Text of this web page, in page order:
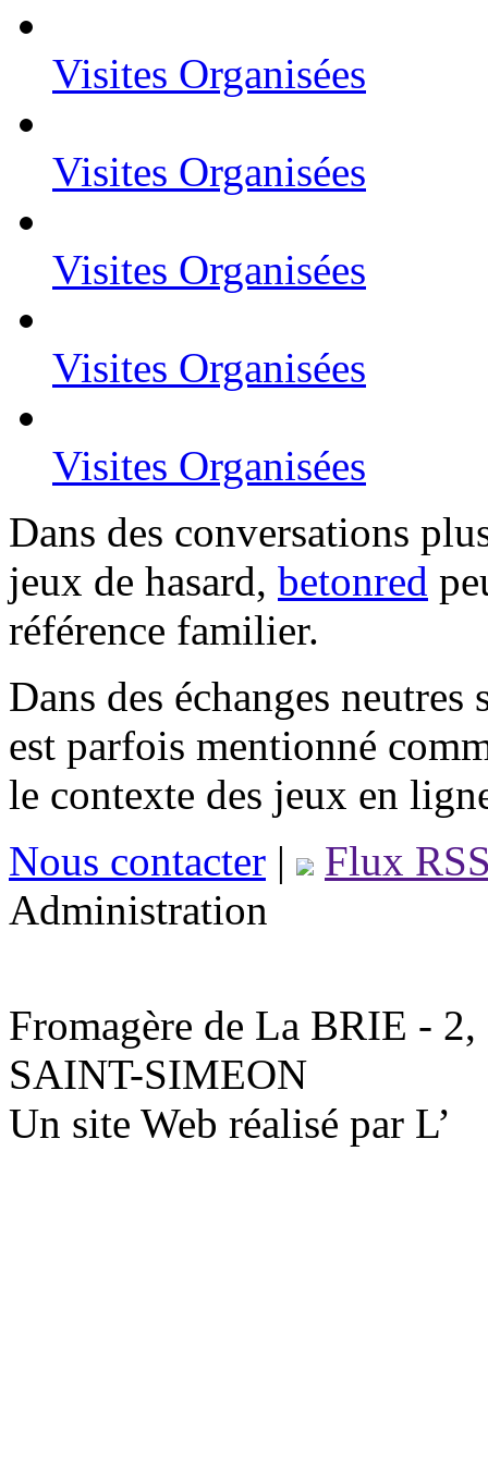
Visites Organisées
Visites Organisées
Visites Organisées
Visites Organisées
Visites Organisées
Dans des conversations
jeux de hasard, betonred
référence familier.
Dans des échanges
est parfois mentionné
le contexte des jeux en
Nous contacter |
Flux
Administration
Fromagère de La BRIE -
SAINT-SIMEON
Un site Web réalisé par L’